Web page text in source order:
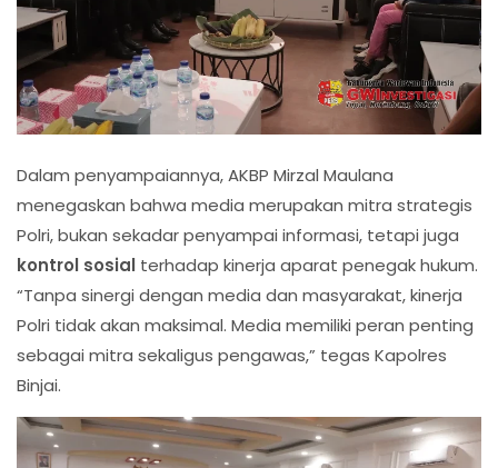
Dalam penyampaiannya, AKBP Mirzal Maulana
menegaskan bahwa media merupakan mitra strategis
Polri, bukan sekadar penyampai informasi, tetapi juga
kontrol sosial terhadap kinerja aparat penegak hukum.
“Tanpa sinergi dengan media dan masyarakat, kinerja
Polri tidak akan maksimal. Media memiliki peran penting
sebagai mitra sekaligus pengawas,” tegas Kapolres
Binjai.